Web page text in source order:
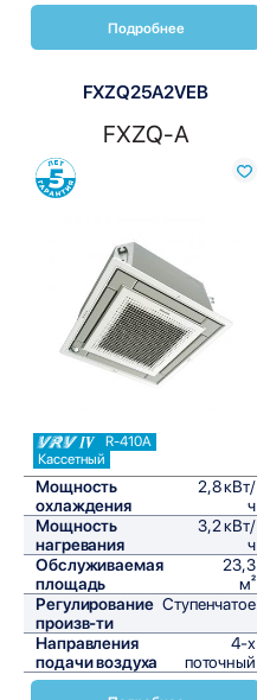
Подробнее
FXZQ25A2VEB
FXZQ-A
Сравнить
R-410A
Кассетный
Мощность
охлаждения
2,8 кВт/
ч
Мощность
нагревания
3,2 кВт/
ч
Обслуживаемая
площадь
23,3
м²
Регулирование
произв-ти
Ступенчатое
Направления
подачи воздуха
4-х
поточный